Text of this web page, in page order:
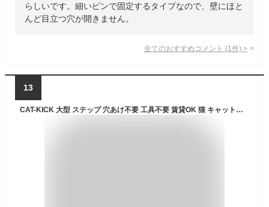
らしいです。細いピンで固定するタイプなので、壁にほと
んど目立つ穴が開きません。
全てのおすすめコメント (1 件) >
13
CAT-KICK 大型 ステップ 穴あけ不要 工具不要 賃貸OK 猫 キャットステップ クランプ 猫ベッド キャットタワー 拡張パーツ 見晴らし台 ベッド 足場 台 壁 窓 棚 本棚 猫用 キャットウォーク ネコ 猫ステップ 賃貸 キャット 猫 ステップ 大きい